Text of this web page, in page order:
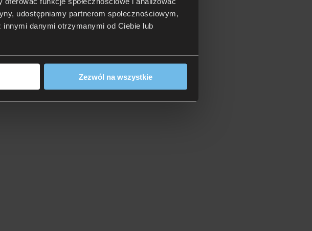
udostępniamy partnerom społecznościowym,
danymi otrzymanymi od Ciebie lub
Zezwól na wszystkie